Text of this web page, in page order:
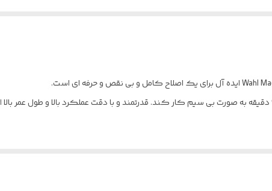
ماشین اصلاح وال مجیک با برق خانگی و به صورت بی سیم کار می کند و می تواند تا 90 دقیقه به صورت بی سیم کار کند. قدرتمند و با دقت عملکرد